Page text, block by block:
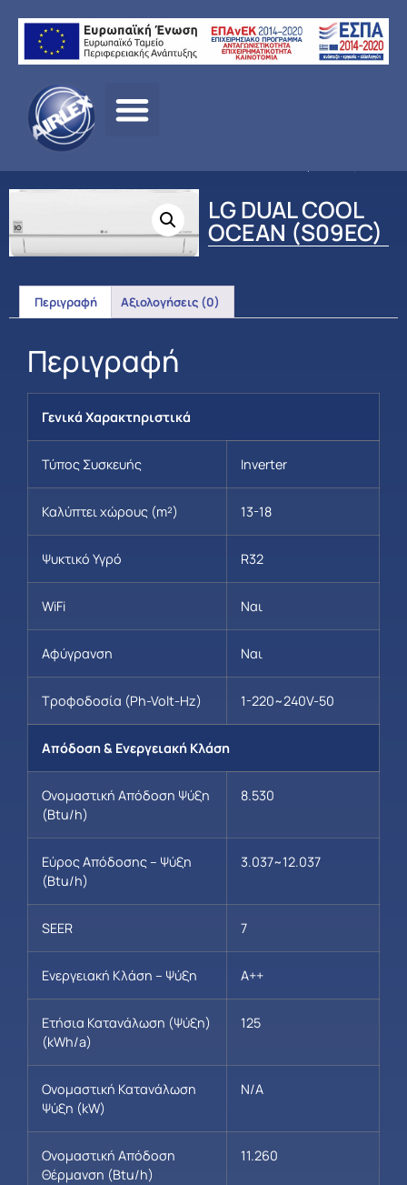
σελίδα/
LG DUAL COOL
OCEAN (S09EC)
Περιγραφή Αξιολογήσεις (0)
Περιγραφή
Γενικά Χαρακτηριστικά
Τύπος Συσκευής Inverter
Καλύπτει χώρους (m²) 13-18
Ψυκτικό Υγρό R32
WiFi Ναι
Αφύγρανση Ναι
Τροφοδοσία (Ph-Volt-Hz) 1-220~240V-50
Απόδοση & Ενεργειακή Κλάση
Ονομαστική Απόδοση Ψύξη
(Btu/h)
8.530
Εύρος Απόδοσης – Ψύξη
(Btu/h)
3.037~12.037
SEER 7
Ενεργειακή Κλάση – Ψύξη A++
Ετήσια Κατανάλωση (Ψύξη)
(kWh/a)
125
Ονομαστική Κατανάλωση
Ψύξη (kW)
N/A
Ονομαστική Απόδοση
Θέρμανση (Btu/h)
11.260